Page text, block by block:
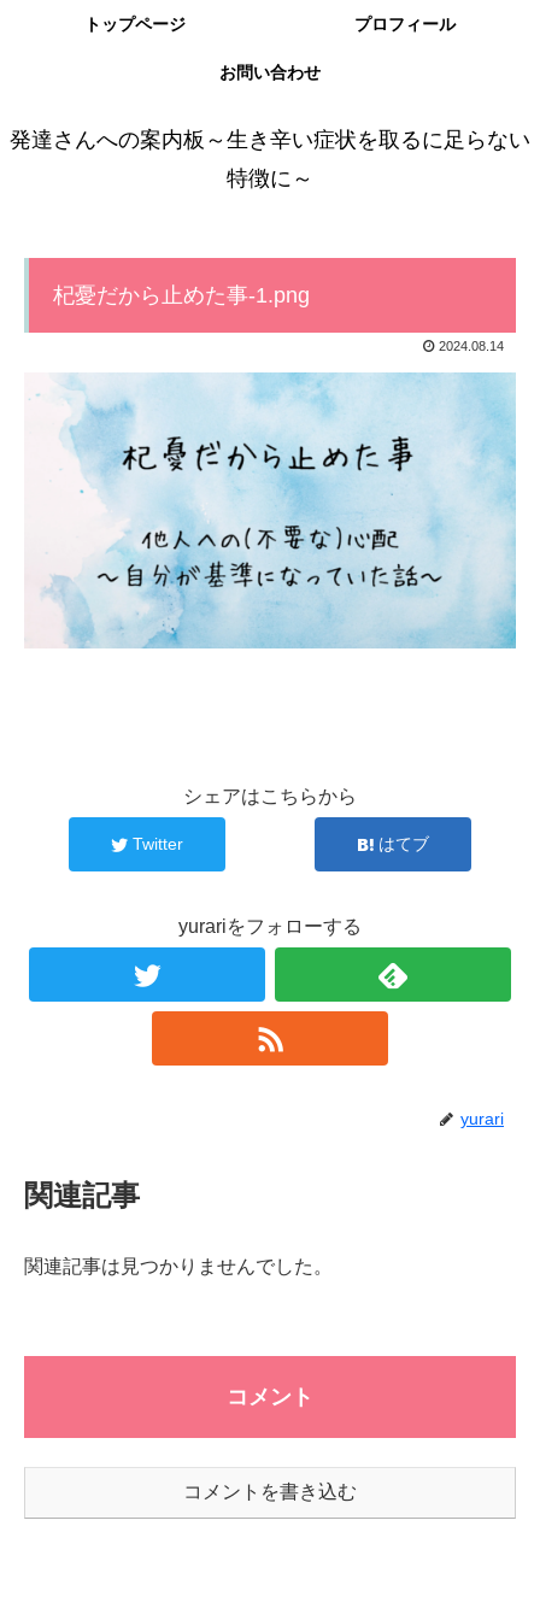
発達さんへの案内板～生き辛い症状を取るに足らない
特徴に～
トップページ プロフィール
お問い合わせ
杞憂だから止めた事-1.png
2024.08.14
シェアはこちらから
Twitter はてブ
yurariをフォローする
yurari
関連記事
関連記事は見つかりませんでした。
コメント
コメントを書き込む